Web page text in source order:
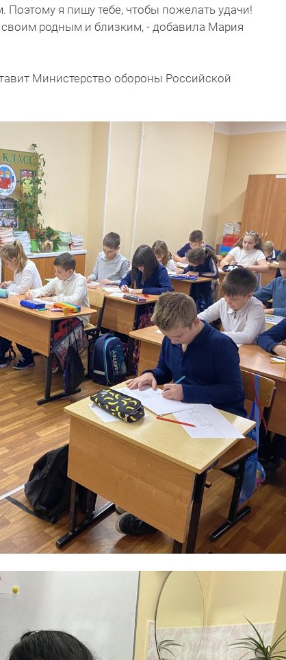
я пишу тебе, чтобы пожелать удачи!
родным и близким, - добавила Мария
Министерство обороны Российской